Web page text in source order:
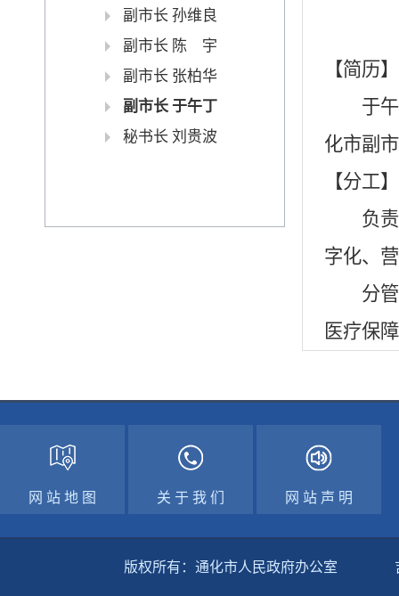
副市长 孙维良
副市长 陈 宇
副市长 张柏华
副市长 于午丁
秘书长 刘贵波
【简历】
于午丁
化市副
【分工】
负责商
字化、
分管市
医疗保
网 站 地 图 关 于 我 们 网 站 声 明
版权所有：通化市人民政府办公室